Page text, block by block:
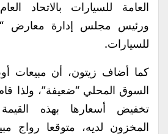
العامة للسيارات بالاتحاد
ورئيس مجلس إدارة معارض
للسيارات.
كما أضاف زيتون، أن مبيعات
السوق المحلي “ضعيفة”، ولذا قام
تخفيض أسعارها بهذه
المخزون لديه، متوقعا رواج